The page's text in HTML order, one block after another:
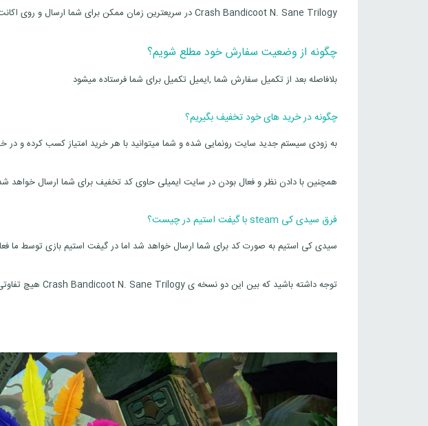
Crash Bandicoot N. Sane Trilogy در سریعترین زمان ممکن برای شما ارسال و روی اکانت شما فعال میشود
چگونه از وضعیت سفارش خود مطلع شویم؟
بلافاصله بعد از تکمیل سفارش شما ,ایمیل تکمیل برای شما فرستاده میشود
چگونه در خرید های خود تخفیف بگیریم؟
به زودی سیستم جدید سایت رونمایی شده و شما میتوانید با هر خرید امتیاز کسب کرده و در
همچنین با دادن نظر و فعال بودن در سایت ایمیلی حاوی کد تخفیف برای شما ارسال خواهد
فرق سیدی کی steam با گیفت استیم در چیست؟
سیدی کی استیم به صورت کد برای شما ارسال خواهد شد اما در گیفت استیم بازی توسط ما
توجه داشته باشید که بین این دو نسخه ی Crash Bandicoot N. Sane Trilogy هیچ تفاوتی وجود ندارد.